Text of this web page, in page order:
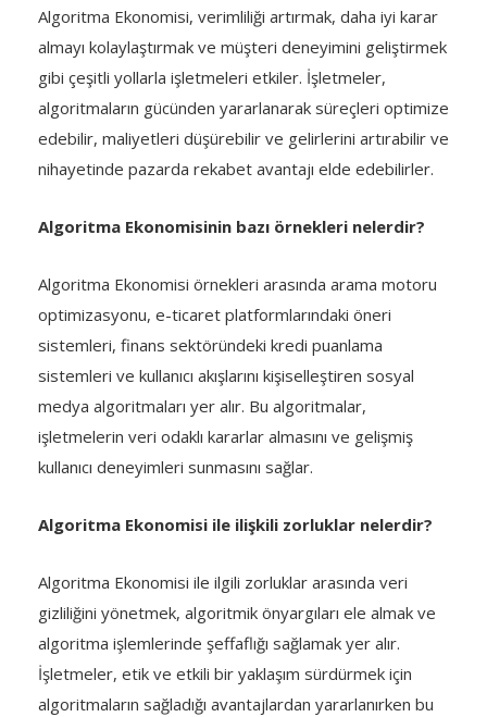
Algoritma Ekonomisi, verimliliği artırmak, daha iyi karar
almayı kolaylaştırmak ve müşteri deneyimini geliştirmek
gibi çeşitli yollarla işletmeleri etkiler. İşletmeler,
algoritmaların gücünden yararlanarak süreçleri optimize
edebilir, maliyetleri düşürebilir ve gelirlerini artırabilir ve
nihayetinde pazarda rekabet avantajı elde edebilirler.
Algoritma Ekonomisinin bazı örnekleri nelerdir?
Algoritma Ekonomisi örnekleri arasında arama motoru
optimizasyonu, e-ticaret platformlarındaki öneri
sistemleri, finans sektöründeki kredi puanlama
sistemleri ve kullanıcı akışlarını kişiselleştiren sosyal
medya algoritmaları yer alır. Bu algoritmalar,
işletmelerin veri odaklı kararlar almasını ve gelişmiş
kullanıcı deneyimleri sunmasını sağlar.
Algoritma Ekonomisi ile ilişkili zorluklar nelerdir?
Algoritma Ekonomisi ile ilgili zorluklar arasında veri
gizliliğini yönetmek, algoritmik önyargıları ele almak ve
algoritma işlemlerinde şeffaflığı sağlamak yer alır.
İşletmeler, etik ve etkili bir yaklaşım sürdürmek için
algoritmaların sağladığı avantajlardan yararlanırken bu